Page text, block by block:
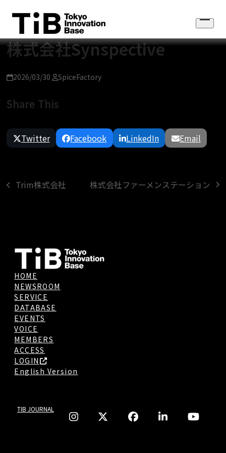
content
Open
menu
株式会社Synspective
2026/03/30 SpiceFactory
Share This
Twitter Facebook LinkedIn Email
previous
Trim株式会社
next
株式会社ファーメンステーション
HOME
NEWSROOM
SERVICE
DATABASE
EVENTS
VOICE
MEMBERS
ACCESS
LOGIN
English Version
TIB JOURNAL